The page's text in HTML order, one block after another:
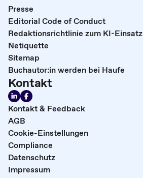
Presse
Editorial Code of Conduct
Redaktionsrichtlinie zum KI-Einsatz
Netiquette
Sitemap
Buchautor:in werden bei Haufe
Kontakt
Kontakt & Feedback
AGB
Cookie-Einstellungen
Compliance
Datenschutz
Impressum